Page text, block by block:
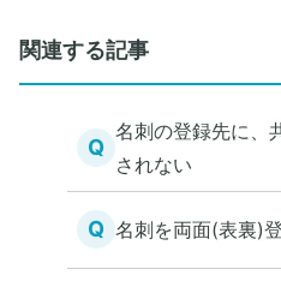
関連する記事
Q
名刺の登録先に、
されない
Q 名刺を両面(表裏)